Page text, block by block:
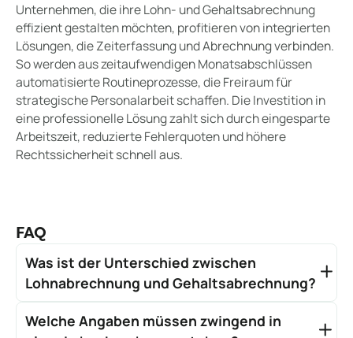
Unternehmen, die ihre Lohn- und Gehaltsabrechnung
effizient gestalten möchten, profitieren von integrierten
Lösungen, die Zeiterfassung und Abrechnung verbinden.
So werden aus zeitaufwendigen Monatsabschlüssen
automatisierte Routineprozesse, die Freiraum für
strategische Personalarbeit schaffen. Die Investition in
eine professionelle Lösung zahlt sich durch eingesparte
Arbeitszeit, reduzierte Fehlerquoten und höhere
Rechtssicherheit schnell aus.
FAQ
Was ist der Unterschied zwischen
Lohnabrechnung und Gehaltsabrechnung?
Der Hauptunterschied liegt in der
Berechnungsgrundlage: Eine Lohnabrechnung
Welche Angaben müssen zwingend in